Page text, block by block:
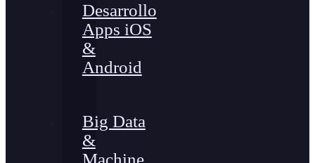
Desarrollo
Apps iOS
&
Android
Big Data
&
Machine